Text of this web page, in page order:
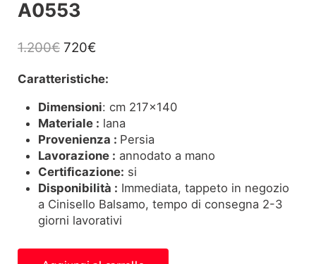
A0553
1.200€ Il prezzo originale era: 1.200€.
720€Il prezzo attuale è: 720€.
Caratteristiche:
Dimensioni: cm 217×140
Materiale : lana
Provenienza : Persia
Lavorazione : annodato a mano
Certificazione: si
Disponibilità : Immediata, tappeto in negozio
a Cinisello Balsamo, tempo di consegna 2-3
giorni lavorativi